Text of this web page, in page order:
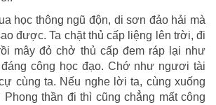
học thông ngũ độn, di sơn đảo hải mà
được. Ta chặt thủ cấp liệng lên trời, đi
mây đỏ chở thủ cấp đem ráp lại như
công học đạo. Chớ như ngươi tài
cùng ta. Nếu nghe lời ta, cùng xuống
Phong thần đi thì cũng chẳng mất công